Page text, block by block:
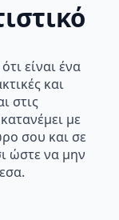
είναι ένα
και
στις
με
σου και σε
ώστε να μην